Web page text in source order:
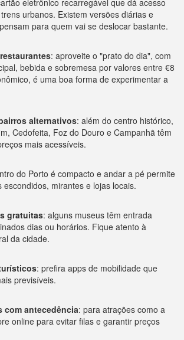
eletrônico recarregável que dá acesso
urbanos. Existem versões diárias e
para quem vai se deslocar bastante.
: aproveite o "prato do dia", com
bebida e sobremesa por valores entre €8
é uma boa forma de experimentar a
alternativos: além do centro histórico,
Cedofeita, Foz do Douro e Campanhã têm
mais acessíveis.
do Porto é compacto e andar a pé permite
escondidos, mirantes e lojas locais.
gratuitas: alguns museus têm entrada
dias ou horários. Fique atento à
da cidade.
: prefira apps de mobilidade que
previsíveis.
com antecedência: para atrações como a
online para evitar filas e garantir preços